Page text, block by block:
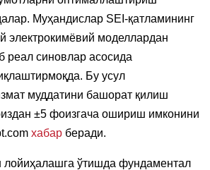
Муҳандислар SEI-қатламининг
электрокимёвий моделлардан
реал синовлар асосида
Бу усул
муддатини башорат қилиш
±5 фоизгача ошириш имконини
хабар беради.
лойиҳалашга ўтишда фундаментал